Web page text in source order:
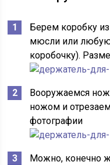
Берем коробку
мюсли или
коробочку).
Вооружаемся
ножом и отрезаем
фотографии
Можно, конечно